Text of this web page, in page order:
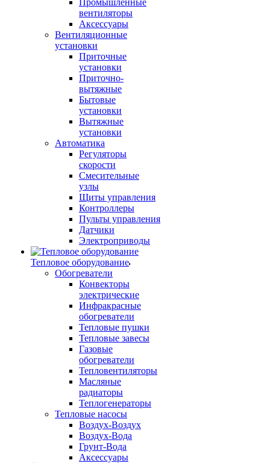
Промышленные
вентиляторы
Аксессуары
Вентиляционные
установки
Приточные
установки
Приточно-
вытяжные
Бытовые
установки
Вытяжные
установки
Автоматика
Регуляторы
скорости
Смесительные
узлы
Щиты управления
Контроллеры
Пульты управления
Датчики
Электроприводы
Тепловое оборудование
Обогреватели
Конвекторы
электрические
Инфракрасные
обогреватели
Тепловые пушки
Тепловые завесы
Газовые
обогреватели
Тепловентиляторы
Масляные
радиаторы
Теплогенераторы
Тепловые насосы
Воздух-Воздух
Воздух-Вода
Грунт-Вода
Аксессуары